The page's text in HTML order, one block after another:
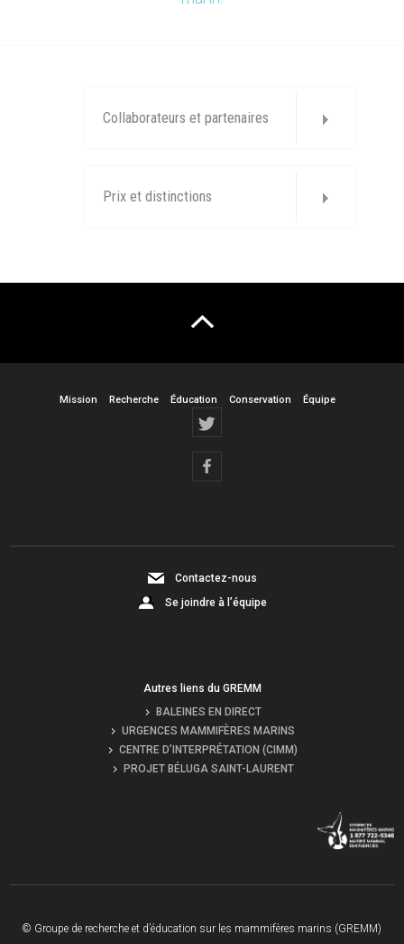
Collaborateurs et partenaires
Prix et distinctions
Mission Recherche Éducation Conservation Équipe
Contactez-nous
Se joindre à l’équipe
Autres liens du GREMM
BALEINES EN DIRECT
URGENCES MAMMIFÈRES MARINS
CENTRE D’INTERPRÉTATION (CIMM)
PROJET BÉLUGA SAINT-LAURENT
© Groupe de recherche et d’éducation sur les mammifères marins (GREMM)